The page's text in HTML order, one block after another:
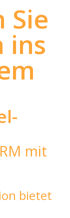
Sie
ins
mit
bietet